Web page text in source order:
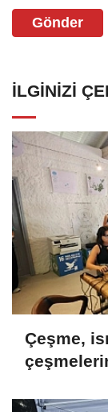
Gönder
İLGINIZI
Çeşme,